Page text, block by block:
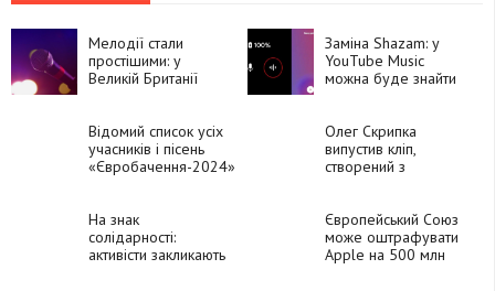
Мелодії стали
простішими: у
Великій Британії
1950 по 2023 рік
Заміна Shazam: у
YouTube Music
можна буде знайти
Відомий список усіх
учасників і пісень
«Євробачення-2024»
Олег Скрипка
випустив кліп,
створений з
На знак
солідарності:
активісти закликають
Європейський Союз
може оштрафувати
Apple на 500 млн